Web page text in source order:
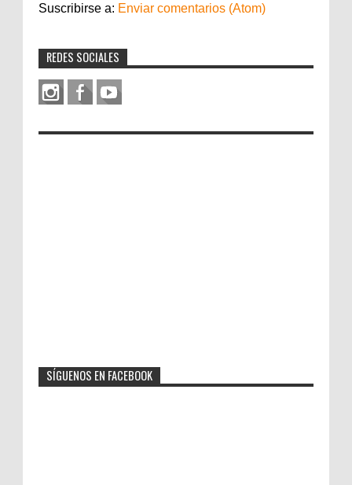
Suscribirse a: Enviar comentarios (Atom)
REDES SOCIALES
SÍGUENOS EN FACEBOOK